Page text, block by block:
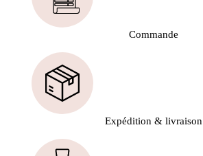
Commande
Expédition & livraison